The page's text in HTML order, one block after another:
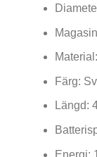
Färg:
Längd:
Energi: